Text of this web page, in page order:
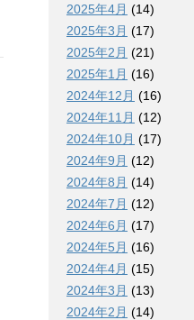
2025年4月 (14)
2025年3月 (17)
2025年2月 (21)
2025年1月 (16)
2024年12月 (16)
2024年11月 (12)
2024年10月 (17)
2024年9月 (12)
2024年8月 (14)
2024年7月 (12)
2024年6月 (17)
2024年5月 (16)
2024年4月 (15)
2024年3月 (13)
2024年2月 (14)